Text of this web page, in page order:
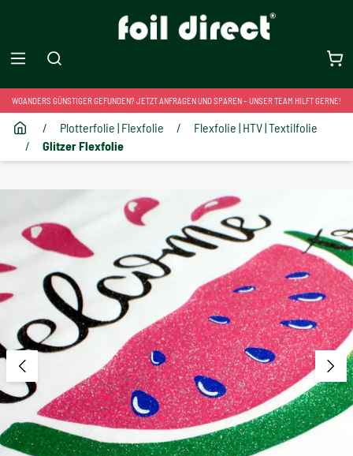
WOANDERS GÜNSTIGER GEFUNDEN? JETZT ANFRAGEN UND SPAREN – UNSER TEAM HILFT GERNE!
/ Plotterfolie | Flexfolie /
Flexfolie | HTV | Textilfolie
/
Glitzer Flexfolie